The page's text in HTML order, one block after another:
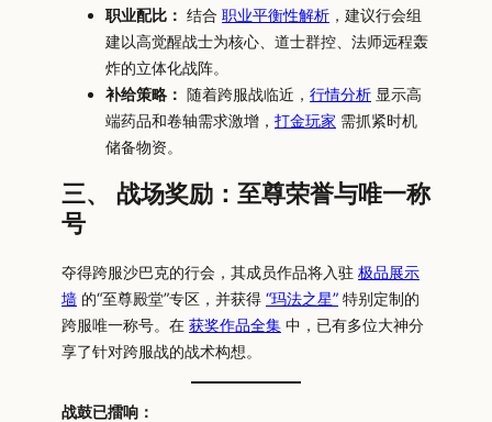
职业配比： 结合 职业平衡性解析 ，建议行会组
建以高觉醒战士为核心、道士群控、法师远程轰
炸的立体化战阵。
补给策略： 随着跨服战临近， 行情分析 显示高
端药品和卷轴需求激增， 打金玩家 需抓紧时机
储备物资。
三、 战场奖励：至尊荣誉与唯一称
号
夺得跨服沙巴克的行会，其成员作品将入驻 极品展示
墙 的“至尊殿堂”专区，并获得 “玛法之星” 特别定制的
跨服唯一称号。在 获奖作品全集 中，已有多位大神分
享了针对跨服战的战术构想。
战鼓已擂响：